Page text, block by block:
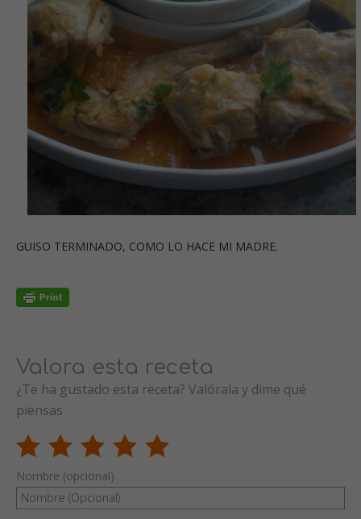
GUISO TERMINADO, COMO LO HACE MI MADRE.
Valora esta receta
¿Te ha gustado esta receta? Valórala y dime qué
piensas
Nombre (opcional)